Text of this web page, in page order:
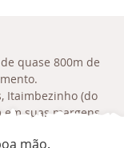
quase 800m de
Itaimbezinho (do
em suas margens
mão.